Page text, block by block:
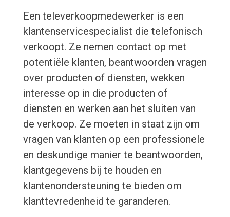
Een televerkoopmedewerker is een
klantenservicespecialist die telefonisch
verkoopt. Ze nemen contact op met
potentiële klanten, beantwoorden vragen
over producten of diensten, wekken
interesse op in die producten of
diensten en werken aan het sluiten van
de verkoop. Ze moeten in staat zijn om
vragen van klanten op een professionele
en deskundige manier te beantwoorden,
klantgegevens bij te houden en
klantenondersteuning te bieden om
klanttevredenheid te garanderen.